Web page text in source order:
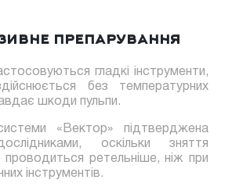
препарування
гладкі інструменти,
без температурних
шкоди пульпи.
«Вектор» підтверджена
оскільки зняття
ретельніше, ніж при
інструментів.